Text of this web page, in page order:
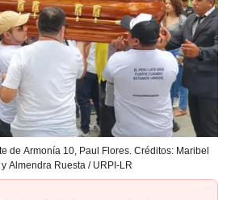
de Armonía 10, Paul Flores. Créditos: Maribel
y Almendra Ruesta / URPI-LR